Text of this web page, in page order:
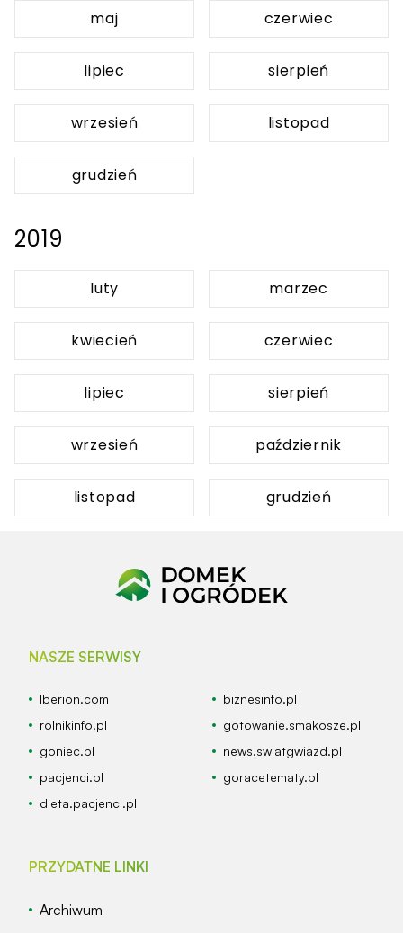
maj czerwiec
lipiec sierpień
wrzesień listopad
grudzień
2019
luty marzec
kwiecień czerwiec
lipiec sierpień
wrzesień październik
listopad grudzień
NASZE SERWISY
Iberion.com
biznesinfo.pl
rolnikinfo.pl
gotowanie.smakosze.pl
goniec.pl
news.swiatgwiazd.pl
pacjenci.pl
goracetematy.pl
dieta.pacjenci.pl
PRZYDATNE LINKI
Archiwum